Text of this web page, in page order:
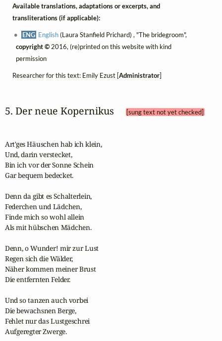
Available translations, adaptations or excerpts, and
transliterations (if applicable):
ENG English(Laura Stanfield Prichard) , "The bridegroom",
copyright ©2016, (re)printed on this website with kind
permission
Researcher for this text: Emily Ezust [Administrator]
5. Der neue Kopernikus [sung text not yet checked]
Art'ges Häuschen hab ich klein,
Und, darin verstecket,
Bin ich vor der Sonne Schein
Gar bequem bedecket.
Denn da gibt es Schalterlein,
Federchen und Lädchen,
Finde mich so wohl allein
Als mit hübschen Mädchen.
Denn, o Wunder! mir zur Lust
Regen sich die Wälder,
Näher kommen meiner Brust
Die entfernten Felder.
Und so tanzen auch vorbei
Die bewachsnen Berge,
Fehlet nur das Lustgeschrei
Aufgeregter Zwerge.